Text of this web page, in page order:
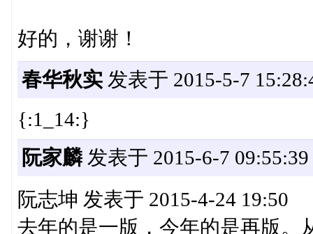
好的，谢谢！
春华秋实发表于 2015-5-7
{:1_14:}
阮家麟发表于 2015-6-7 09:55:39
阮志坤 发表于 2015-4-24 19:50
去年的是一版，今年的是再版。